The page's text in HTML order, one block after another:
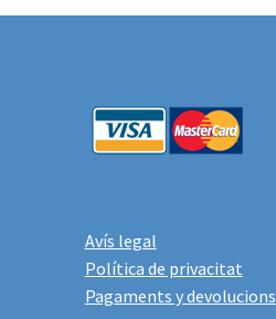
Avís legal
Política de privacitat
Pagaments y devolucions